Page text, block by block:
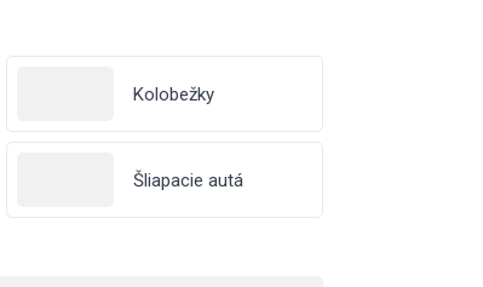
Kolobežky
Šliapacie autá